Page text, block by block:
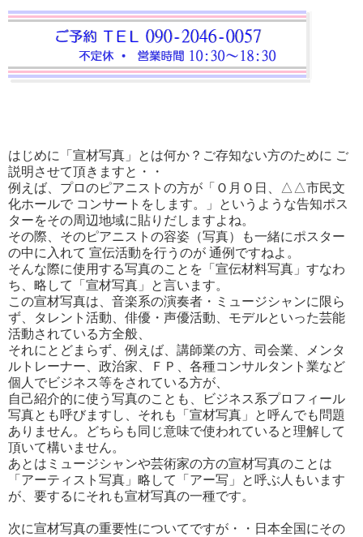
はじめに「宣材写真」とは何か？ご存知ない方のために ご
説明させて頂きますと・・
例えば、プロのピアニストの方が「Ｏ月Ｏ日、△△市民文
化ホールで コンサートをします。」というような告知ポス
ターをその周辺地域に貼りだしますよね。
その際、そのピアニストの容姿（写真）も一緒にポスター
の中に入れて 宣伝活動を行うのが 通例ですねよ。
そんな際に使用する写真のことを「宣伝材料写真」すなわ
ち、略して「宣材写真」と言います。
この宣材写真は、音楽系の演奏者・ミュージシャンに限ら
ず、タレント活動、俳優・声優活動、モデルといった芸能
活動されている方全般、
それにとどまらず、例えば、講師業の方、司会業、メンタ
ルトレーナー、政治家、ＦＰ、各種コンサルタント業など
個人でビジネス等をされている方が、
自己紹介的に使う写真のことも、ビジネス系プロフィール
写真とも呼びますし、それも「宣材写真」と呼んでも問題
ありません。どちらも同じ意味で使われていると理解して
頂いて構いません。
あとはミュージシャンや芸術家の方の宣材写真のことは
「アーティスト写真」略して「アー写」と呼ぶ人もいます
が、要するにそれも宣材写真の一種です。
次に宣材写真の重要性についてですが・・日本全国にその